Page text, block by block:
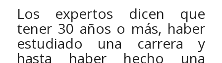
Los expertos dicen que
tener 30 años o más, haber
estudiado una carrera y
hasta haber hecho una